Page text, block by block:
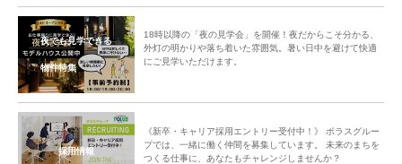
夜でも見学できる
物件特集
18時以降の「夜の見学会」を開催！夜だからこそ分かる、
外灯の明かりや落ち着いた雰囲気。暑い日中を避けて快適
にご見学いただけます。
採用情報
《新卒・キャリア採用エントリー受付中！》 ポラスグルー
プでは、一緒に働く仲間を募集しています。 未来のまちを
つくる仕事に、あなたもチャレンジしませんか？